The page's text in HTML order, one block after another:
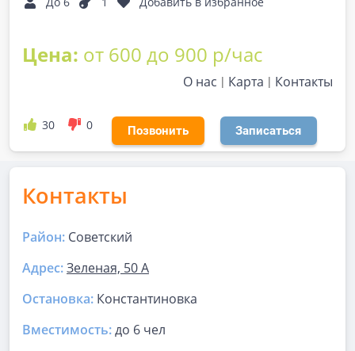
Цена: от 600 до 900 р/час
О нас Карта Контакты
30 0 Позвонить Записаться
Контакты
Район: Советский
Адрес:Зеленая, 50 А
Остановка: Константиновка
Вместимость:до 6 чел